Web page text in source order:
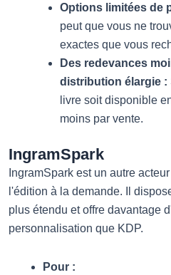
Options limitées de
peut que vous ne
exactes que vous
Des redevances
distribution élargie :
livre soit disponible
moins par vente.
IngramSpark
IngramSpark est un autre
l'édition à la demande. Il
plus étendu et offre davantage
personnalisation que KDP.
Pour :